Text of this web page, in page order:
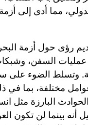
مما أدى إلى
رؤى حول أزمة البحر
عمليات السفن،
وتسلط الضوء على
مختلفة، بما في
البارزة مثل
أنه بينما لن تكون